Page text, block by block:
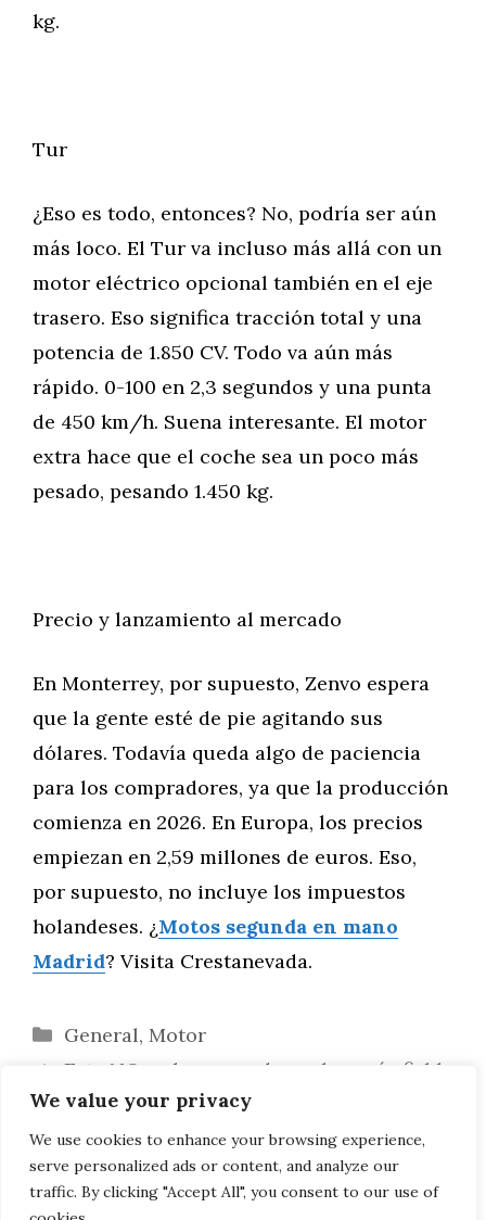
We value your privacy
We use cookies to enhance your browsing experience,
serve personalized ads or content, and analyze our
traffic. By clicking "Accept All", you consent to our use of
kg.
Tur
¿Eso es todo, entonces? No, podría ser aún
más loco. El Tur va incluso más allá con un
motor eléctrico opcional también en el eje
trasero. Eso significa tracción total y una
potencia de 1.850 CV. Todo va aún más
rápido. 0-100 en 2,3 segundos y una punta
de 450 km/h. Suena interesante. El motor
extra hace que el coche sea un poco más
pesado, pesando 1.450 kg.
Precio y lanzamiento al mercado
En Monterrey, por supuesto, Zenvo espera
que la gente esté de pie agitando sus
dólares. Todavía queda algo de paciencia
para los compradores, ya que la producción
comienza en 2026. En Europa, los precios
empiezan en 2,59 millones de euros. Eso,
por supuesto, no incluye los impuestos
holandeses. ¿Motos segunda en mano
Madrid? Visita Crestanevada.
Categorías
General, Motor
Esta NO es la marca de coches más fiable
que se puede comprar nueva
Los jóvenes al volante siguen siendo
extremadamente peligrosos